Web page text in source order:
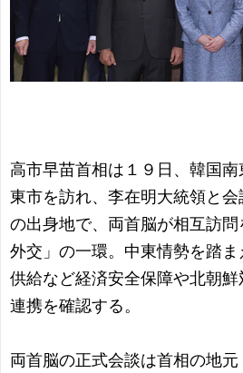
高市早苗首相は１９日、韓国
東市を訪れ、李在明大統領と
の出身地で、両首脳が相互訪
外交」の一環。中東情勢を踏
供給など経済安全保障や北朝鮮
連携を確認する。
両首脳の正式会談は首相の地